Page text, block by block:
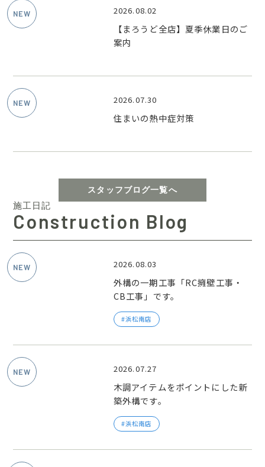
2026.08.02
【まろうど全店】夏季休業日のご
案内
2026.07.30
住まいの熱中症対策
スタッフブログ一覧へ
施工日記
Construction Blog
2026.08.03
外構の一期工事「RC擁壁工事・
CB工事」です。
浜松南店
2026.07.27
木調アイテムをポイントにした新
築外構です。
浜松南店